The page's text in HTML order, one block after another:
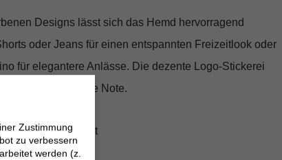
Designs lässt sich das Hemd hervorragend
oder Jeans für einen entspannten Freizeitlook oder
für elegantere Anlässe. Die dezente Logo-Stickerei
eine exklusive Note.
Tragekomfort
Zustimmung
zu verbessern
werden (z.